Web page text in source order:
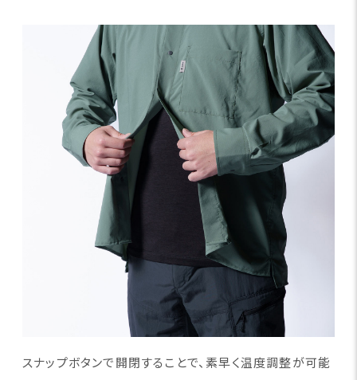
スナップボタンで開閉することで、素早く温度調整が可能